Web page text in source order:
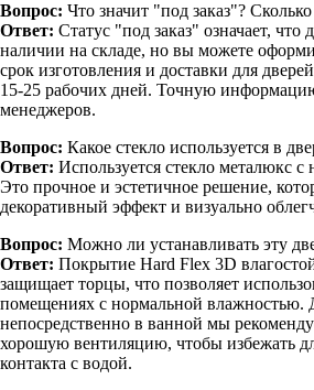
Вопрос: Что значит "под заказ"?
Ответ: Статус "под заказ" означает, что
наличии на складе, но вы можете
срок изготовления и доставки для
15-25 рабочих дней. Точную
менеджеров.
Вопрос: Какое стекло используется в
Ответ: Используется стекло металюкс
Это прочное и эстетичное решение,
декоративный эффект и визуально
Вопрос: Можно ли устанавливать эту
Ответ: Покрытие Hard Flex 3D
защищает торцы, что позволяет
помещениях с нормальной влажностью.
непосредственно в ванной мы
хорошую вентиляцию, чтобы избежать
контакта с водой.